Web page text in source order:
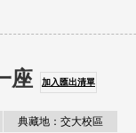
座 加入匯出清單
典藏地：交大校區